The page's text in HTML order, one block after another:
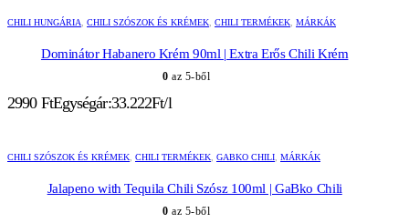
CHILI HUNGÁRIA CHILI SZÓSZOK ÉS KRÉMEK CHILI TERMÉKEK MÁRKÁK
Dominátor Habanero Krém 90ml | Extra Erős Chili Krém
0 az 5-ből
2990 FtEgységár:33.222Ft/l
CHILI SZÓSZOK ÉS KRÉMEK CHILI TERMÉKEK GABKO CHILI MÁRKÁK
Jalapeno with Tequila Chili Szósz 100ml | GaBko Chili
0 az 5-ből